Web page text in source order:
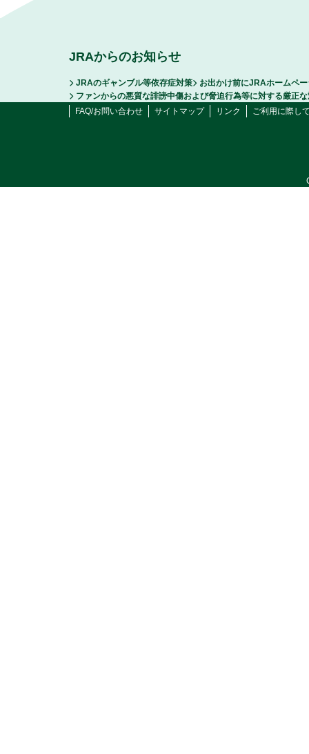
JRAからのお知らせ
JRAのギャンブル等依存症対策
お出かけ前にJRAホームペ
ファンからの悪質な誹謗中傷および脅迫行為等に対する厳正
FAQ/お問い合わせ
サイトマップ リンク ご利用に際し